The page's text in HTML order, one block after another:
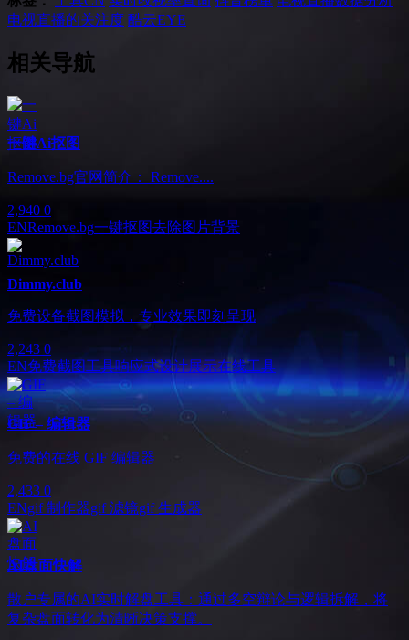
电视直播的关注度 酷云EYE
相关导航
一键Ai抠图
Remove.bg官网简介： Remove....
2,940 0
ENRemove.bg一键抠图去除图片背景
Dimmy.club
免费设备截图模拟，专业效果即刻呈现
2,243 0
EN免费截图工具响应式设计展示在线工具
GIF – 编辑器
免费的在线 GIF 编辑器
2,433 0
ENgif 制作器gif 滤镜gif 生成器
AI盘面快解
散户专属的AI实时解盘工具：通过多空辩论与逻辑拆解，将
复杂盘面转化为清晰决策支撑。